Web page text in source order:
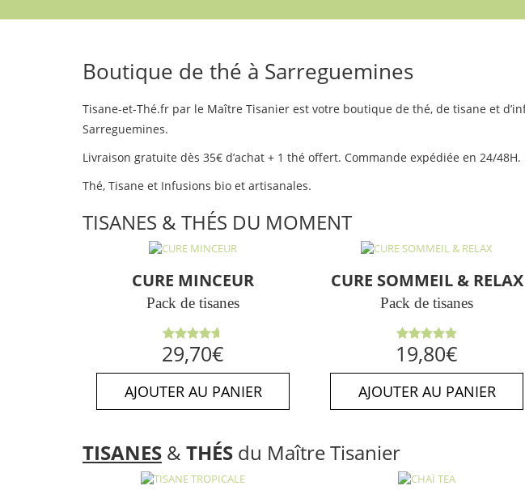
Boutique de thé à Sarreguemines
Tisane-et-Thé.fr par le Maître Tisanier est votre boutique de thé, de tisane et
Sarreguemines.
Livraison gratuite dès 35€ d’achat + 1 thé offert. Commande expédiée en 24/
Thé, Tisane et Infusions bio et artisanales.
TISANES & THÉS DU MOMENT
CURE MINCEUR
Pack de tisanes
Note
4.64sur
5
29,70€
AJOUTER AU PANIER
CURE SOMMEIL & RELAX
Pack de tisanes
Note5.00
sur 5
19,80€
AJOUTER AU PANIER
TISANES & THÉS du Maître Tisanier